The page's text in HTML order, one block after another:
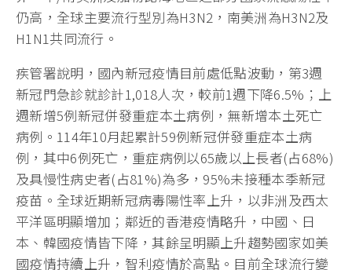
仍高，全球主要流行型別為H3N2，南美洲為H3N2及
H1N1共同流行。
疾管署說明，國內新冠疫情目前處低點波動，第3週
新冠門急診就診計1,018人次，較前1週下降6.5%；上
週新增5例新冠併發重症本土病例，無新增本土死亡
病例。114年10月起累計59例新冠併發重症本土病
例，其中6例死亡，重症病例以65歲以上長者(占68%)
及具慢性病史者(占81%)為多，95%未接種本季新冠
疫苗。全球近期新冠病毒陽性率上升，以非洲及西太
平洋區明顯增加；鄰近的香港疫情略升，中國、日
本、韓國疫情皆下降，其餘呈明顯上升趨勢國家如美
國疫情持續上升，智利疫情於高點。目前全球流行變